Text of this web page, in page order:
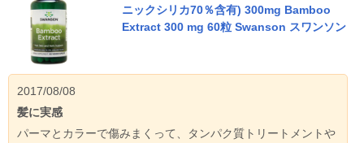
ニックシリカ70％含有) 300mg Bamboo
Extract 300 mg 60粒 Swanson スワンソン
2017/08/08
髪に実感
パーマとカラーで傷みまくって、タンパク質トリートメントや